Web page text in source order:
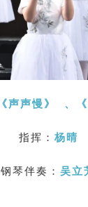
《声声慢》 、
指挥： 杨晴
钢琴伴奏： 吴立